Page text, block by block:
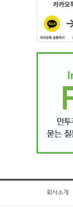
회사소개